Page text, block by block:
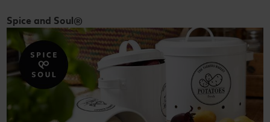
Spice and Soul®